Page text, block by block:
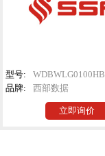
型号:
品牌:
西部数据
立即询价